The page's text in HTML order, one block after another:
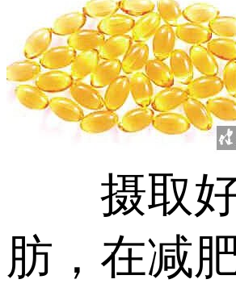
摄取好
肪，在减